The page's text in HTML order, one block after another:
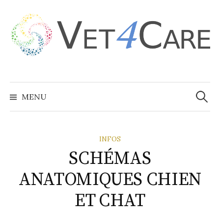
contenu
MENU
INFOS
SCHÉMAS
ANATOMIQUES CHIEN
ET CHAT